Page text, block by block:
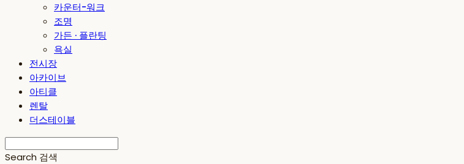
카운터-워크
조명
가든 · 플란팅
욕실
전시장
아카이브
아티클
렌탈
더스테이블
Search 검색